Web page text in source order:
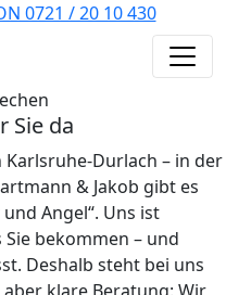
0721 / 20 10 430
Sie da
Durlach – in der
& Jakob gibt es
Angel“. Uns ist
bekommen – und
Deshalb steht bei uns